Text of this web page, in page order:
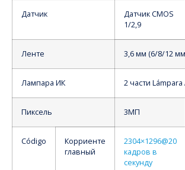
Датчик
Датчик CMOS
1/2,9
Ленте 3,6 мм (6/8/12
Лампара ИК 2 части Lámpara
Пиксель 3МП
Código
Корриенте
главный
2304×1296@20
кадров в
секунду